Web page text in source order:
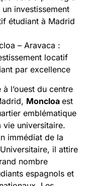
un investissement
étudiant à Madrid
– Aravaca :
locatif
par excellence
à l’ouest du centre
Moncloa est
emblématique
vie universitaire.
immédiat de la
il attire
nombre
espagnols et